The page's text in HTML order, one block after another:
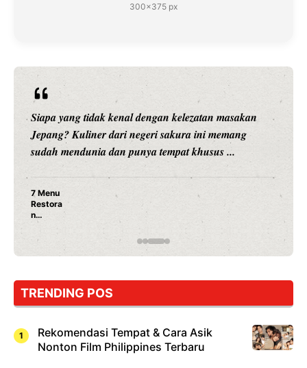
300×375 px
Siapa yang tidak kenal dengan kelezatan masakan
Jepang? Kuliner dari negeri sakura ini memang
sudah mendunia dan punya tempat khusus ...
7 Menu
Restora
n
Jepang
yang
Dicoba,
Cuma
Sushi!
TRENDING POS
Rekomendasi Tempat & Cara Asik
Nonton Film Philippines Terbaru